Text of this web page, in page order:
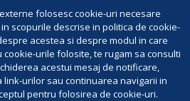
folosesc cookie-uri necesare
scopurile descrise in politica de cookie-
acestea si despre modul in care
urile folosite, te rugam sa consulti
acestui mesaj de notificare,
urilor sau continuarea navigarii in
pentru folosirea de cookie-uri.